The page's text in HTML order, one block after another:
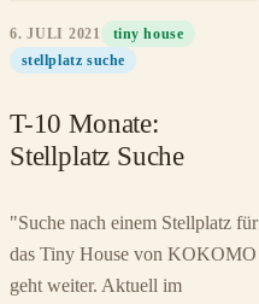
6. JULI 2021
tiny house
stellplatz suche
T-10 Monate:
Stellplatz Suche
"Suche nach einem Stellplatz für
das Tiny House von KOKOMO
geht weiter. Aktuell im